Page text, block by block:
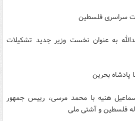
به عنوان نخست وزیر جدید تشکیلات
هنیه با محمد مرسی، رییس جمهور
فلسطین و آشتی ملی